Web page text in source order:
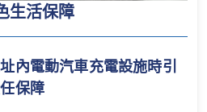
生活保障
內電動汽車充電設施時引
保障